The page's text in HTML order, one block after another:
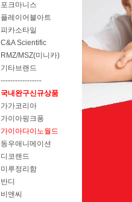
포크마니스
플레이어블아트
피카소타일
C&A Scientific
RMZ/MSZ(미니카)
기타브랜드
-----------------
국내완구신규상품
가가코리아
가이아핑크퐁
가이아다이노월드
동우애니메이션
디코랜드
미루정리함
반디
비앤씨